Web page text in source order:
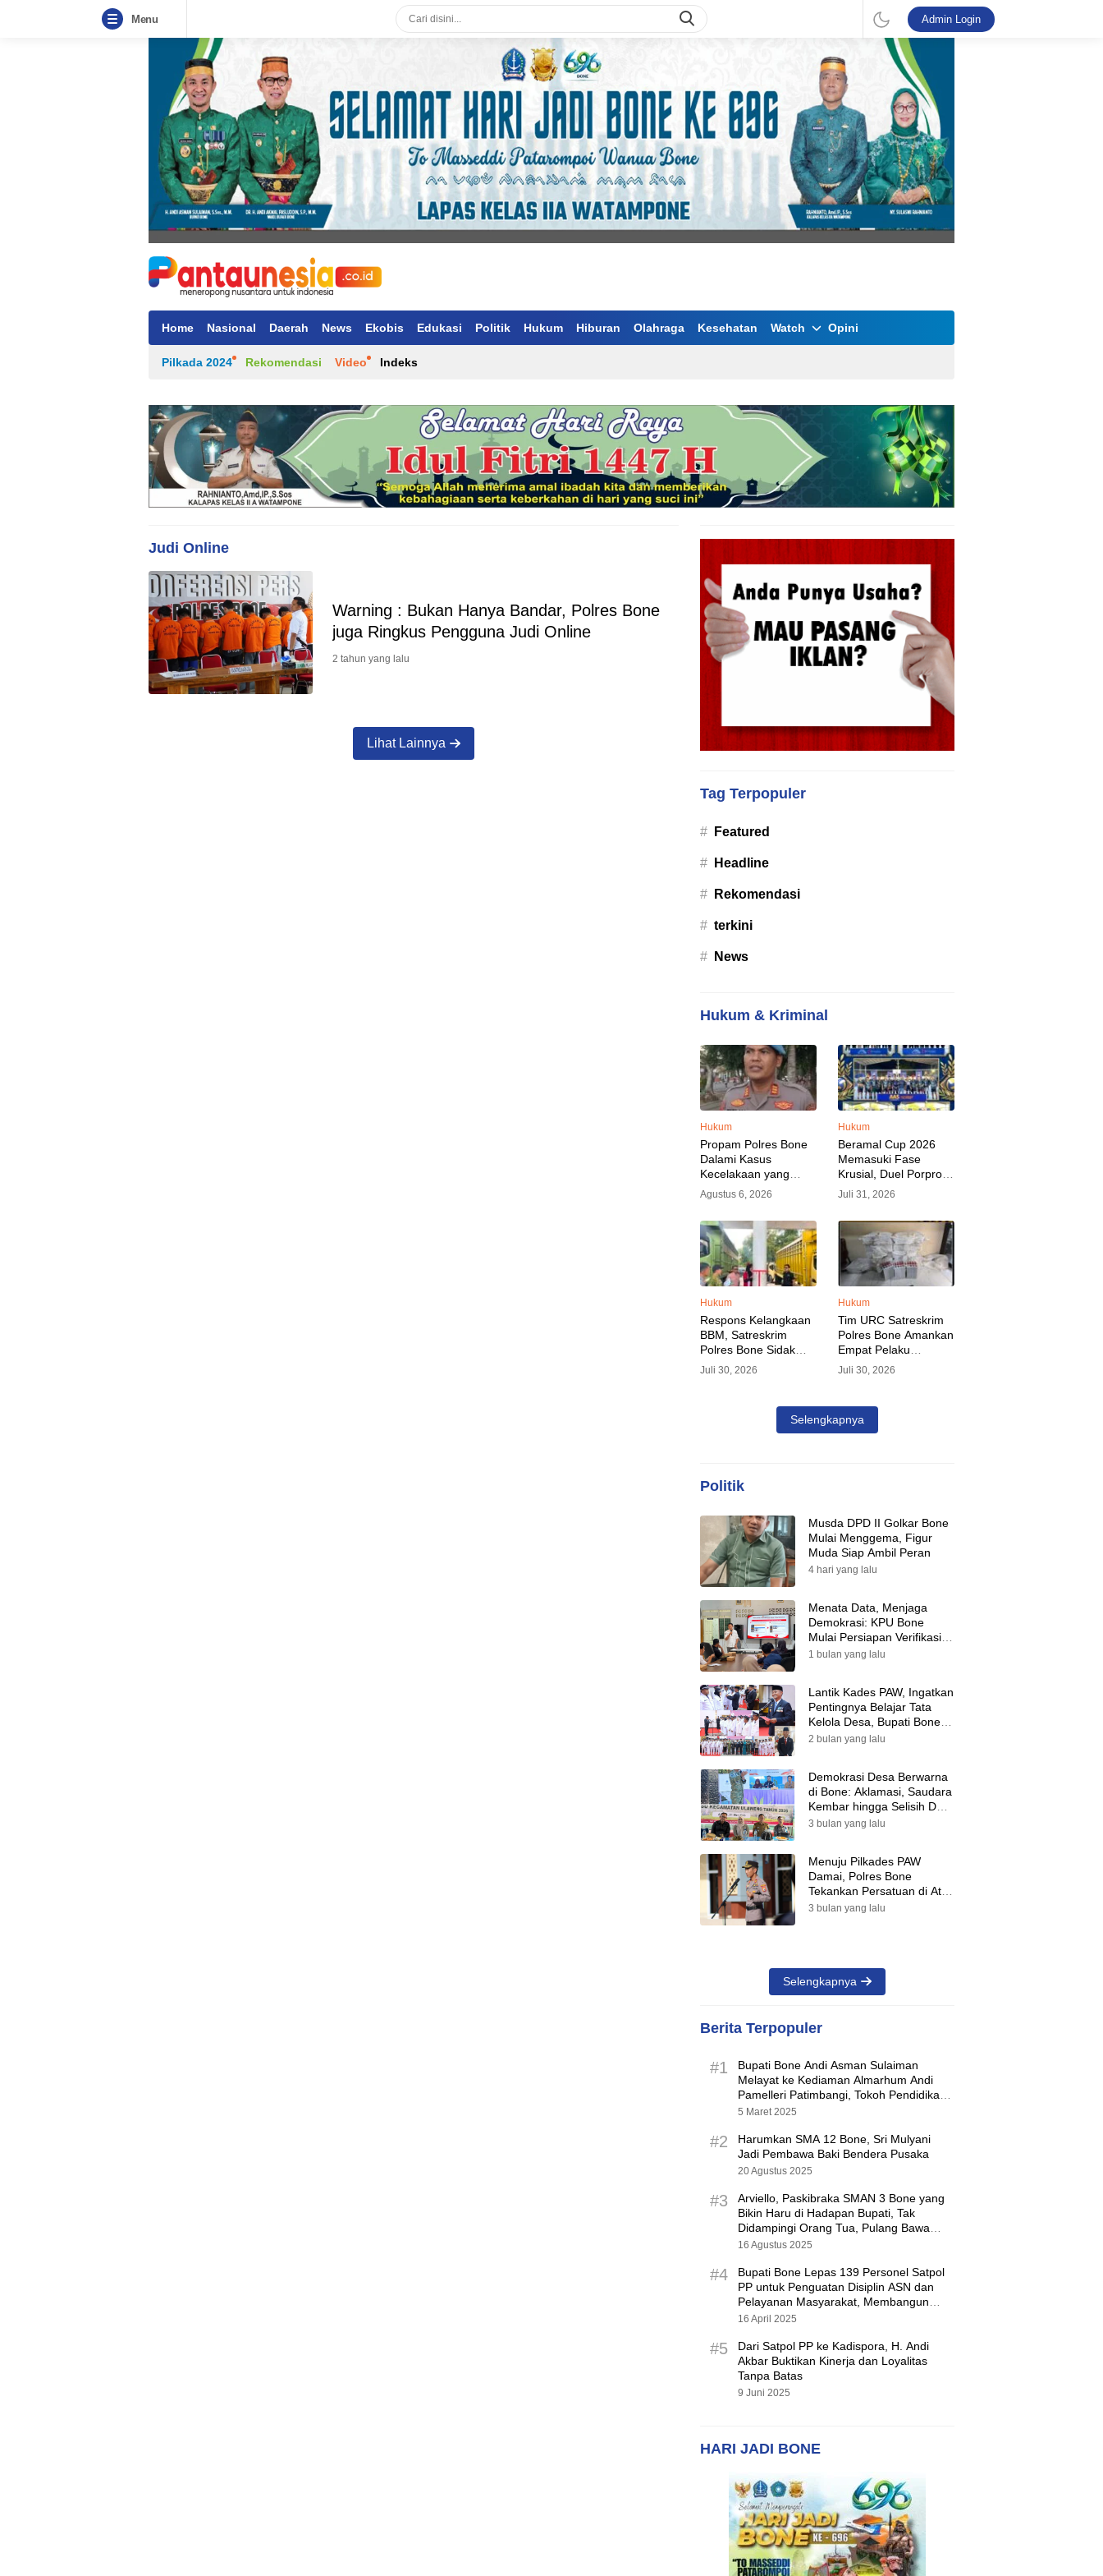
Menu Admin Login
Home Nasional Daerah News Ekobis Edukasi Politik Hukum Hiburan Olahraga Kesehatan Watch Opini
Pilkada 2024 Rekomendasi Video Indeks
Judi Online
Warning : Bukan Hanya Bandar, Polres Bone
juga Ringkus Pengguna Judi Online
2 tahun yang lalu
Lihat Lainnya
Tag Terpopuler
# Featured
# Headline
# Rekomendasi
# terkini
# News
Hukum & Kriminal
Hukum
Propam Polres Bone
Dalami Kasus
Kecelakaan yang
Libatkan Oknum
Polisi, Pelaku Sudah
Diamankan
Agustus 6, 2026
Hukum
Beramal Cup 2026
Memasuki Fase
Krusial, Duel Porprov
Bone vs Trikora Wajo
Jadi Sorotan Malam
Ini
Juli 31, 2026
Hukum
Respons Kelangkaan
BBM, Satreskrim
Polres Bone Sidak
SPBU dan Pangkalan
LPG, AKP Alvin Aji
SPBU Agar Distribusi
BBM Tepat Sasaran
Juli 30, 2026
Hukum
Tim URC Satreskrim
Polres Bone Amankan
Empat Pelaku
Pencurian Aset PLN,
Kerugian Ditaksir
Juli 30, 2026
Selengkapnya
Politik
Musda DPD II Golkar Bone
Mulai Menggema, Figur
Muda Siap Ambil Peran
4 hari yang lalu
Menata Data, Menjaga
Demokrasi: KPU Bone
Mulai Persiapan Verifikasi
Partai Politik Menuju Pemilu
1 bulan yang lalu
Lantik Kades PAW, Ingatkan
Pentingnya Belajar Tata
Kelola Desa, Bupati Bone:
Tak Ada Lagi Kubu,
2 bulan yang lalu
Demokrasi Desa Berwarna
di Bone: Aklamasi, Saudara
Kembar hingga Selisih Dua
Suara Warnai Pilkades PAW
3 bulan yang lalu
Menuju Pilkades PAW
Damai, Polres Bone
Tekankan Persatuan di Atas
Perbedaan Pilihan
3 bulan yang lalu
Selengkapnya
Berita Terpopuler
#1
Bupati Bone Andi Asman Sulaiman
Melayat ke Kediaman Almarhum Andi
Pamelleri Patimbangi, Tokoh Pendidikan
Kabupaten Bone
5 Maret 2025
#2
Harumkan SMA 12 Bone, Sri Mulyani
Jadi Pembawa Baki Bendera Pusaka
20 Agustus 2025
#3
Arviello, Paskibraka SMAN 3 Bone yang
Bikin Haru di Hadapan Bupati, Tak
Didampingi Orang Tua, Pulang Bawa
Hadiah Motor
16 Agustus 2025
#4
Bupati Bone Lepas 139 Personel Satpol
PP untuk Penguatan Disiplin ASN dan
Pelayanan Masyarakat, Membangun
Pemerintahan yang Tertib dan Melayani
16 April 2025
#5
Dari Satpol PP ke Kadispora, H. Andi
Akbar Buktikan Kinerja dan Loyalitas
Tanpa Batas
9 Juni 2025
HARI JADI BONE